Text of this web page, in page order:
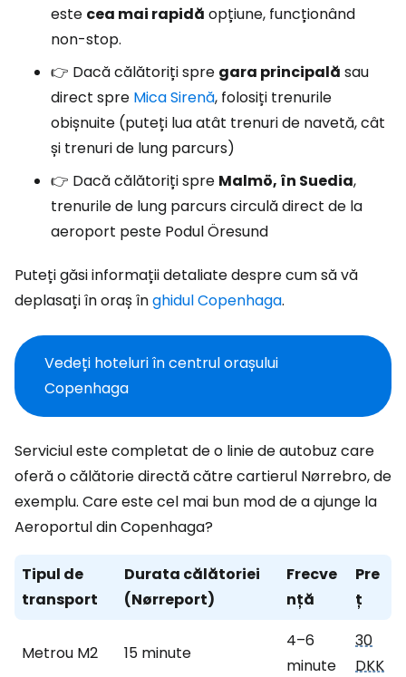
este cea mai rapidă opțiune, funcționând
non-stop.
👉 Dacă călătoriți spre gara principală sau
direct spre Mica Sirenă, folosiți trenurile
obișnuite (puteți lua atât trenuri de navetă, cât
și trenuri de lung parcurs)
👉 Dacă călătoriți spre Malmö, în Suedia,
trenurile de lung parcurs circulă direct de la
aeroport peste Podul Öresund
Puteți găsi informații detaliate despre cum să vă
deplasați în oraș înghidul Copenhaga.
Vedeți hoteluri în centrul orașului
Copenhaga
Serviciul este completat de o linie de autobuz care
oferă o călătorie directă către cartierul Nørrebro, de
exemplu. Care este cel mai bun mod de a ajunge la
Aeroportul din Copenhaga?
Tipul de
transport
Durata călătoriei
(Nørreport)
Frecve
nță
Pre
ț
Metrou M2 15 minute
4–6
minute
30
DKK